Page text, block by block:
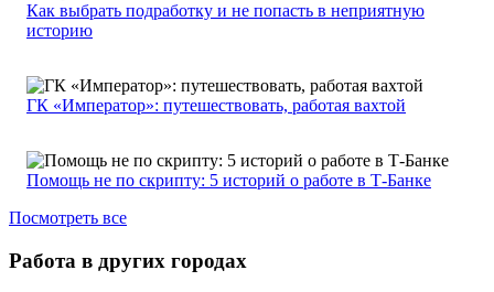
Как выбрать подработку и не попасть в неприятную
историю
ГК «Император»: путешествовать, работая вахтой
Помощь не по скрипту: 5 историй о работе в Т-Банке
Посмотреть все
Работа в других городах